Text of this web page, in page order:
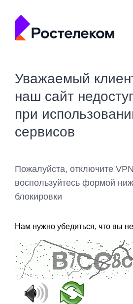
Уважаемый
наш сайт
при
сервисов
Пожалуйста, отключите
воспользуйтесь формой
блокировки
Нам нужно убедиться, что вы